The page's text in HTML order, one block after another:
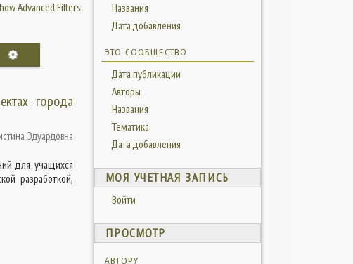
Advanced Filters
города
Эдуардовна
для учащихся
разработкой,
Названия
Дата добавления
ЭТО СООБЩЕСТВО
Дата публикации
Авторы
Названия
Тематика
Дата добавления
МОЯ УЧЕТНАЯ ЗАПИСЬ
Войти
ПРОСМОТР
АВТОРУ